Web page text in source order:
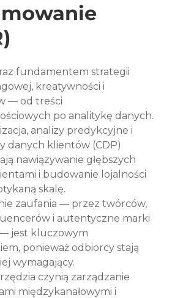
fundamentem strategii
kreatywności i
— od treści
po analitykę danych.
analizy predykcyjne i
danych klientów (CDP)
nawiązywanie głębszych
i budowanie lojalności
skalę.
zaufania — przez twórców,
i autentyczne marki
jest kluczowym
ponieważ odbiorcy stają
wymagający.
czynią zarządzanie
międzykanałowymi i